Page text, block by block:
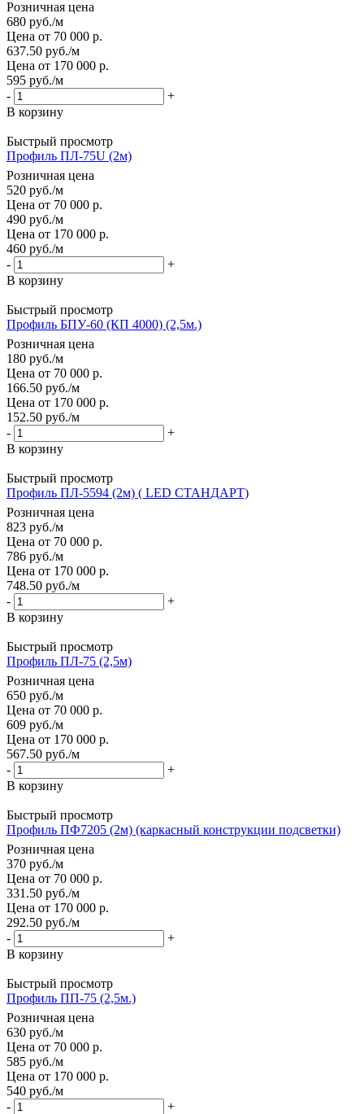
Розничная цена
680 руб./м
Цена от 70 000 р.
637.50 руб./м
Цена от 170 000 р.
595 руб./м
-
+
В корзину
Быстрый просмотр
Профиль ПЛ-75U (2м)
Розничная цена
520 руб./м
Цена от 70 000 р.
490 руб./м
Цена от 170 000 р.
460 руб./м
-
+
В корзину
Быстрый просмотр
Профиль БПУ-60 (КП 4000) (2,5м.)
Розничная цена
180 руб./м
Цена от 70 000 р.
166.50 руб./м
Цена от 170 000 р.
152.50 руб./м
-
+
В корзину
Быстрый просмотр
Профиль ПЛ-5594 (2м) ( LED СТАНДАРТ)
Розничная цена
823 руб./м
Цена от 70 000 р.
786 руб./м
Цена от 170 000 р.
748.50 руб./м
-
+
В корзину
Быстрый просмотр
Профиль ПЛ-75 (2,5м)
Розничная цена
650 руб./м
Цена от 70 000 р.
609 руб./м
Цена от 170 000 р.
567.50 руб./м
-
+
В корзину
Быстрый просмотр
Профиль ПФ7205 (2м) (каркасный конструкции подсветки)
Розничная цена
370 руб./м
Цена от 70 000 р.
331.50 руб./м
Цена от 170 000 р.
292.50 руб./м
-
+
В корзину
Быстрый просмотр
Профиль ПП-75 (2,5м.)
Розничная цена
630 руб./м
Цена от 70 000 р.
585 руб./м
Цена от 170 000 р.
540 руб./м
-
+